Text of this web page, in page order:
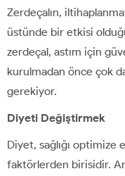
Zerdeçalın,
üstünde bir etkisi
zerdeçal, astım için
kurulmadan önce çok
gerekiyor.
Diyeti Değiştirmek
Diyet, sağlığı
faktörlerden birisidir.